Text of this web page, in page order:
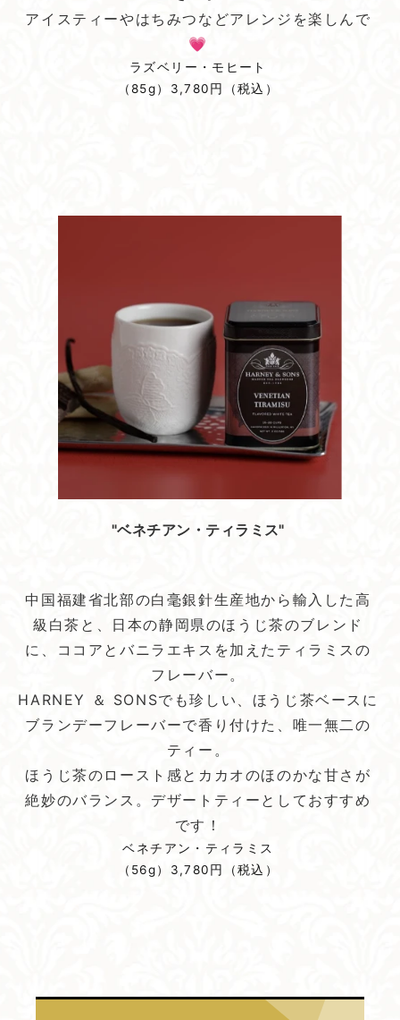
アイスティーやはちみつなどアレンジを楽しんで
💗
ラズベリー・モヒート
（85g）3,780円（税込）
"ベネチアン・ティラミス"
中国福建省北部の白毫銀針生産地から輸入した高
級白茶と、日本の静岡県のほうじ茶のブレンド
に、ココアとバニラエキスを加えたティラミスの
フレーバー。
HARNEY ＆ SONSでも珍しい、ほうじ茶ベースに
ブランデーフレーバーで香り付けた、唯一無二の
ティー。
ほうじ茶のロースト感とカカオのほのかな甘さが
絶妙のバランス。デザートティーとしておすすめ
です！
ベネチアン・ティラミス
（56g）3,780円（税込）